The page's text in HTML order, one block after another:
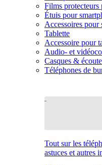
Films protecteurs
Étuis pour
Accessoires pour
Tablette
Accessoire pour
Audio- et
Casques &
Téléphones de
Tout sur les
astuces et autres